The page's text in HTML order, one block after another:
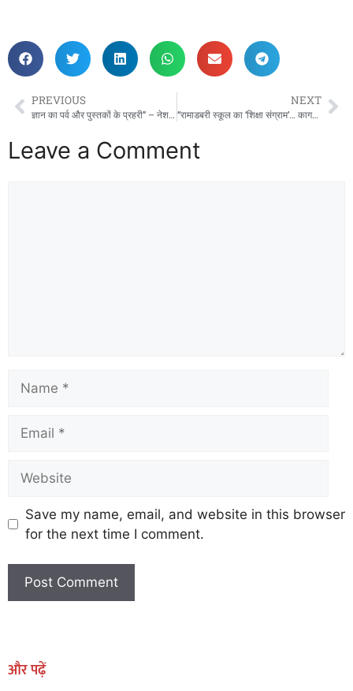
PREVIOUS
ज्ञान का पर्व और पुस्तकों के प्रहरी” – नेशनल लाइब्रेरियन डे पर महासमुंद महाविद्यालय में हुआ ज्ञानोत्सव!
NEXT
“रामाडबरी स्कूल का ‘शिक्षा संग्राम’… कागज़ों में स्वर्ग, ज़मीनी हक़ीक़त में वीरान!”
Leave a Comment
Save my name, email, and website in this browser
for the next time I comment.
और पढ़ें